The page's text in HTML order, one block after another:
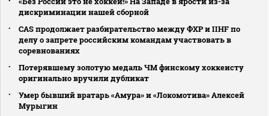
дискриминации нашей сборной
CAS продолжает разбирательство между ФХР и IIHF по
делу о запрете российским командам участвовать в
соревнованиях
Потерявшему золотую медаль ЧМ финскому хоккеисту
оригинально вручили дубликат
Умер бывший вратарь «Амура» и «Локомотива» Алексей
Мурыгин